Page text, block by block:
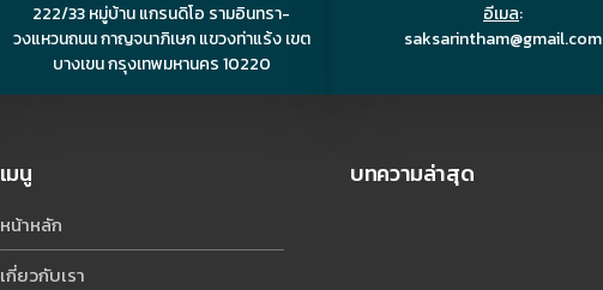
222/33 หมู่บ้าน แกรนดิโอ รามอินทรา-
วงแหวนถนน กาญจนาภิเษก แขวงท่าแร้ง เขต
บางเขน กรุงเทพมหานคร 10220
อีเมล:
saksarintham@gmail.com
เมนู
หน้าหลัก
เกี่ยวกับเรา
บทความล่าสุด